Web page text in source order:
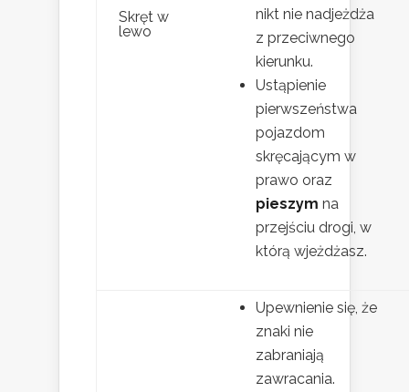
Skręt w
lewo
nikt nie nadjeżdża
z przeciwnego
kierunku.
Ustąpienie
pierwszeństwa
pojazdom
skręcającym w
prawo oraz
pieszym na
przejściu drogi, w
którą wjeżdżasz.
Upewnienie się, że
znaki nie
zabraniają
zawracania.